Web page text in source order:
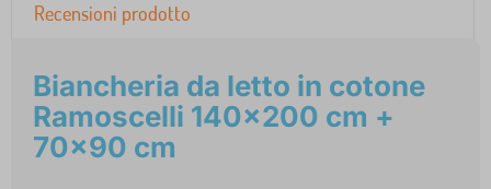
Recensioni prodotto
Biancheria da letto in cotone
Ramoscelli 140x200 cm +
70x90 cm